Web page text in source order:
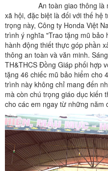
An toàn giao thông là mối
xã hội, đặc biệt là đối với thế hệ
trọng này, Công ty Honda Việt
trình ý nghĩa "Trao tặng mũ bảo
hành động thiết thực góp phần
thông an toàn và văn minh.
TH&THCS Đồng Giáp phối hợp
tặng 46 chiếc mũ bảo hiểm cho
trình này không chỉ mang đến
mà còn chú trọng giáo dục kiến
cho các em ngay từ những năm